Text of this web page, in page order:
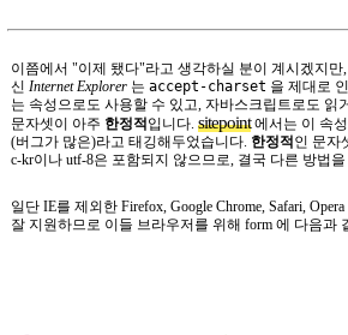
이쯤에서 "이제 됐다"라고 생각하실 분이 계시겠지
신 Internet Explorer 는 accept-charset 을 제대로
는 속성으로도 사용할 수 있고, 자바스크립트로도 읽
문자셋이 아주 한정적입니다. sitepoint에서는 이 속
(버그가 많은)라고 태깅해두었습니다. 한정적인 문자
c-kr이나 utf-8은 포함되지 않으므로, 결국 다른 방법
일단 IE를 제외한 Firefox, Google Chrome, Safari,
잘 지원하므로 이들 브라우저를 위해 form 에 다음과